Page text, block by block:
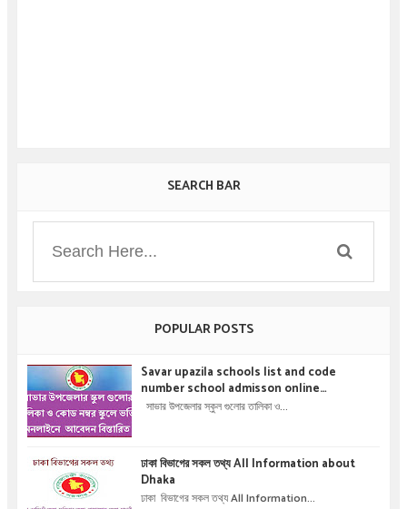
SEARCH BAR
POPULAR POSTS
Savar upazila schools list and code
number school admisson online
application details !! সাভার উপজেলার স্কুল গুলোর
সাভার উপজেলার স্কুল গুলোর তালিকা ও...
ঢাকা বিভাগের সকল তথ্য All Information about
Dhaka
ঢাকা বিভাগের সকল তথ্য All Information...